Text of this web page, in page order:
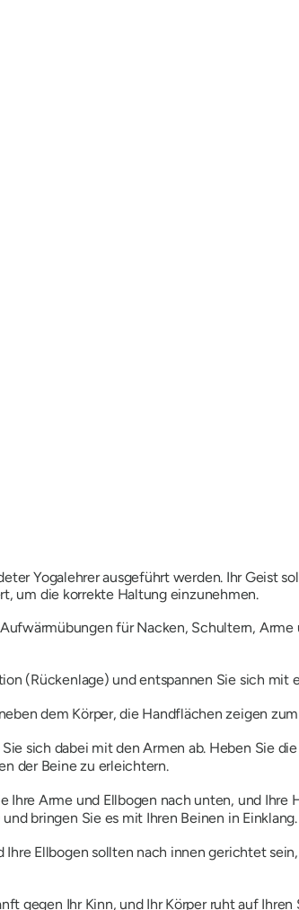
Yogalehrer ausgeführt werden. Ihr Geist
um die korrekte Haltung einzunehmen.
für Nacken, Schultern,
(Rückenlage) und entspannen Sie sich mit
dem Körper, die Handflächen zeigen
sich dabei mit den Armen ab. Heben Sie
der Beine zu erleichtern.
Ihre Arme und Ellbogen nach unten, und
bringen Sie es mit Ihren Beinen in Einklang.
Ellbogen sollten nach innen gerichtet
gegen Ihr Kinn, und Ihr Körper ruht auf